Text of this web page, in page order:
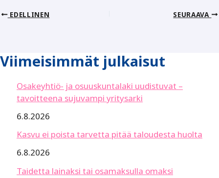
EDELLINEN SEURAAVA
Viimeisimmät julkaisut
Osakeyhtiö- ja osuuskuntalaki uudistuvat –
tavoitteena sujuvampi yritysarki
6.8.2026
Kasvu ei poista tarvetta pitää taloudesta huolta
6.8.2026
Taidetta lainaksi tai osamaksulla omaksi